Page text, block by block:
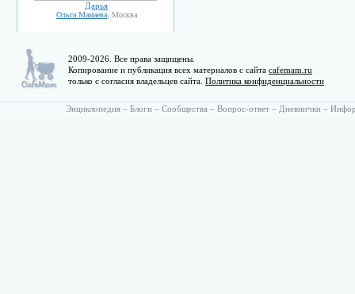
Дарья
Ольга Мамаева, Москва
2009-2026. Все права защищены.
Копирование и публикация всех материалов с сайта cafemam.ru
только с согласия владельцев сайта. Политика конфиденциальности
Энциклопедия – Блоги – Сообщества – Вопрос-ответ – Дневнички –